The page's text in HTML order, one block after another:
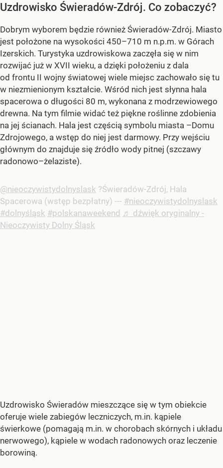
Uzdrowisko Świeradów-Zdrój. Co zobaczyć?
Dobrym wyborem będzie również Świeradów-Zdrój. Miasto
jest położone na wysokości 450–710 m n.p.m. w Górach
Izerskich. Turystyka uzdrowiskowa zaczęła się w nim
rozwijać już w XVII wieku, a dzięki położeniu z dala
od frontu II wojny światowej wiele miejsc zachowało się tu
w niezmienionym kształcie. Wśród nich jest słynna hala
spacerowa o długości 80 m, wykonana z modrzewiowego
drewna. Na tym filmie widać też piękne roślinne zdobienia
na jej ścianach. Hala jest częścią symbolu miasta –Domu
Zdrojowego, a wstęp do niej jest darmowy. Przy wejściu
głównym do znajduje się źródło wody pitnej (szczawy
radonowo–żelaziste).
@nieoczywistydolnyslask ?Świeradów-Zdrój, Hala
Spacerowa (wstęp bezpłatny) --- #nieoczywistydolnyslask
#dolnyśląsk #polskanaweekend ♬ dźwięk oryginalny -
Nieoczywisty Dolny Śląsk
Uzdrowisko Świeradów mieszczące się w tym obiekcie
oferuje wiele zabiegów leczniczych, m.in. kąpiele
świerkowe (pomagają m.in. w chorobach skórnych i układu
nerwowego), kąpiele w wodach radonowych oraz leczenie
borowiną.